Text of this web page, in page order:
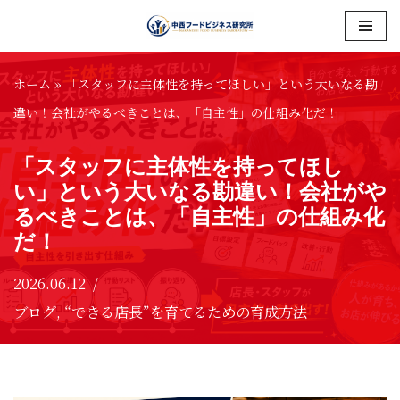
コ
ン
テ
ン
ツ
へ
ス
キ
ッ
プ
ホーム»「スタッフに主体性を持ってほしい」という大いなる勘
違い！会社がやるべきことは、「自主性」の仕組み化だ！
「スタッフに主体性を持ってほし
い」という大いなる勘違い！会社がや
るべきことは、「自主性」の仕組み化
だ！
2026.06.12
ブログ,“できる店長”を育てるための育成方法